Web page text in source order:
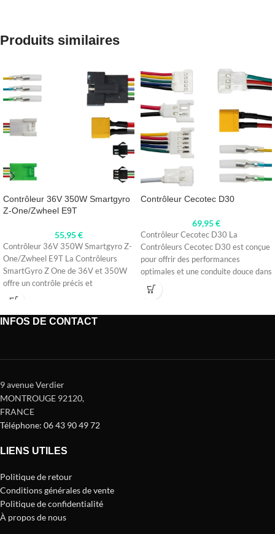
Produits similaires
Contrôleur 36V 350W Smartgyro
Z-One/Zwheel E9T
55,95€
Contrôleur 36V 350W Smartgyro Z-
One/Zwheel E9T La Contrôleurs
SmartGyro Z One de 36V et 350W
offre un contrôle précis et
Contrôleur Cecotec D30
69,95€
Contrôleur Cecotec D30 La
Contrôleurs Cecotec D30 est conçue
pour offrir des performances
optimales et une conduite douce dans
votre
INFOS DE CONTACT
9 avenue Verdier
MONTROUGE 92120,
FRANCE
Téléphone: 06 43 90 49 72
LIENS UTILES
Politique de retour
Conditions générales de vente
Politique de confidentialité
À propos de nous